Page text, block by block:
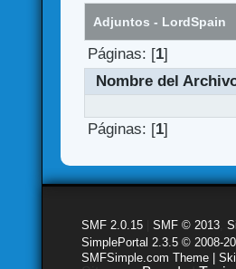
Adjuntos - LordSpain
Páginas: [1]
Nombre del
Páginas: [1]
SMF 2.0.15 |SMF © 2013 ,
SimplePortal 2.3.5 © 2008-
SMFSimple.com Theme |